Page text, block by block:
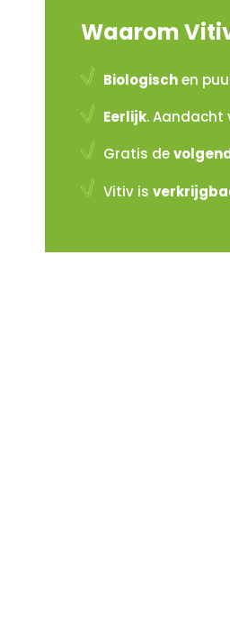
Waarom
Biologischen
Eerlijk. Aandacht
Gratis de
Vitiv is